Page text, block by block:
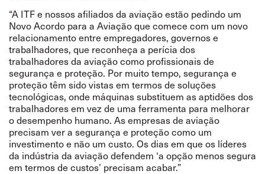
“A ITF e nossos afiliados da aviação estão pedindo um
Novo Acordo para a Aviação que comece com um novo
relacionamento entre empregadores, governos e
trabalhadores, que reconheça a perícia dos
trabalhadores da aviação como profissionais de
segurança e proteção. Por muito tempo, segurança e
proteção têm sido vistas em termos de soluções
tecnológicas, onde máquinas substituem as aptidões dos
trabalhadores em vez de uma ferramenta para melhorar
o desempenho humano. As empresas de aviação
precisam ver a segurança e proteção como um
investimento e não um custo. Os dias em que os líderes
da indústria da aviação defendem ‘a opção menos segura
em termos de custos’ precisam acabar.”